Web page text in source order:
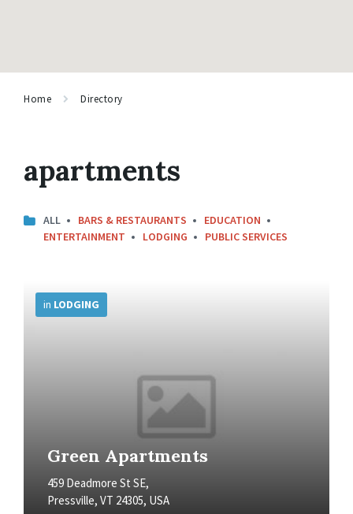
Home Directory
apartments
ALL BARS & RESTAURANTS
EDUCATION
ENTERTAINMENT
LODGING PUBLIC SERVICES
Green Apartments
459 Deadmore St SE,
Pressville, VT 24305, USA
in LODGING
Info